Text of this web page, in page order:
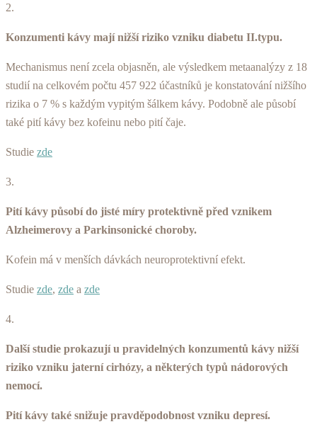
2.
Konzumenti kávy mají nižší riziko vzniku diabetu II.typu.
Mechanismus není zcela objasněn, ale výsledkem metaanalýzy z 18
studií na celkovém počtu 457 922 účastníků je konstatování nižšího
rizika o 7 % s každým vypitým šálkem kávy. Podobně ale působí
také pití kávy bez kofeinu nebo pití čaje.
Studie zde
3.
Pití kávy působí do jisté míry protektivně před vznikem
Alzheimerovy a Parkinsonické choroby.
Kofein má v menších dávkách neuroprotektivní efekt.
Studie zde, zde a zde
4.
Další studie prokazují u pravidelných konzumentů kávy nižší
riziko vzniku jaterní cirhózy, a některých typů nádorových
nemocí.
Pití kávy také snižuje pravděpodobnost vzniku depresí.